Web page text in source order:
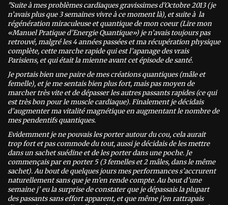
"Suite à mes problèmes cardiaques gravissimes d'Octobre 2013 (je
n’avais plus que 3 semaines vivre à ce moment là), et suite à la
régénération miraculeuse et quantique de mon coeur (Lire mon
«Manuel Pratique d’Energie Quantique») je n’avais toujours pas
retrouvé, malgré les 4 années passées et ma récupération physique
complète, cette marche rapide qui est l’apanage des vrais
Parisiens, et qui était la mienne avant cet épisode de santé.
Je portais bien une paire de mes créations quantiques (mâle et
femelle), et je me sentais bien plus fort, mais pas moyen de
marcher très vite et de dépasser les autres passants rapides (ce qui
est très bon pour le muscle cardiaque). Finalement je décidais
d’augmenter ma vitalité magnétique en augmentant le nombre de
mes pendentifs quantiques.
Evidemment je ne pouvais les porter autour du cou, cela aurait
trop fort et pas commode du tout, aussi je décidais de les mettre
dans un sachet suédine et de les porter dans une poche. Je
commençais par en porter 5 (3 femelles et 2 mâles, dans le même
sachet). Au bout de quelques jours mes performances s’accrurent
naturellement sans que je m’en rende compte. Au bout d’une
semaine j’ eu la surprise de constater que je dépassais la plupart
des passants sans effort apparent, et que même j’en rattrapais